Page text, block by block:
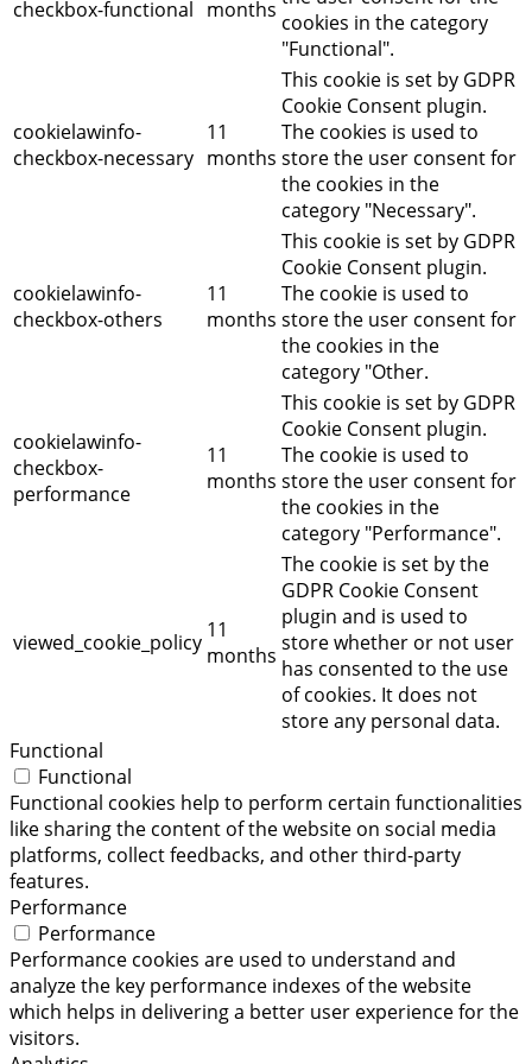
checkbox-functional months cookies in the category
"Functional".
cookielawinfo-
checkbox-necessary
11
months
This cookie is set by GDPR
Cookie Consent plugin.
The cookies is used to
store the user consent for
the cookies in the
category "Necessary".
cookielawinfo-
checkbox-others
11
months
This cookie is set by GDPR
Cookie Consent plugin.
The cookie is used to
store the user consent for
the cookies in the
category "Other.
cookielawinfo-
checkbox-
performance
11
months
This cookie is set by GDPR
Cookie Consent plugin.
The cookie is used to
store the user consent for
the cookies in the
category "Performance".
viewed_cookie_policy 11
months
The cookie is set by the
GDPR Cookie Consent
plugin and is used to
store whether or not user
has consented to the use
of cookies. It does not
store any personal data.
Functional
Functional
Functional cookies help to perform certain functionalities
like sharing the content of the website on social media
platforms, collect feedbacks, and other third-party
features.
Performance
Performance
Performance cookies are used to understand and
analyze the key performance indexes of the website
which helps in delivering a better user experience for the
visitors.